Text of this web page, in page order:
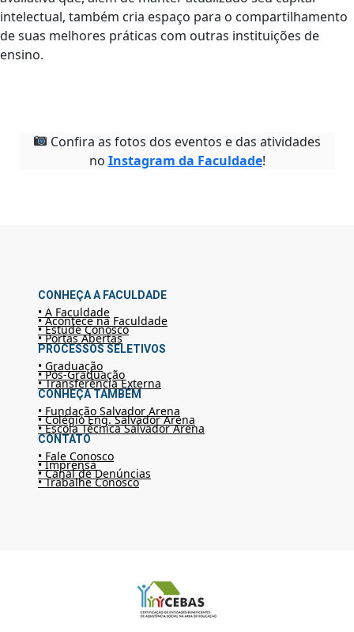
intelectual, também cria espaço para o compartilhamento
de suas melhores práticas com outras instituições de
ensino.
Confira as fotos dos eventos e das atividades
no Instagram da Faculdade!
CONHEÇA A FACULDADE
• A Faculdade
• Acontece na Faculdade
• Estude Conosco
• Portas Abertas
PROCESSOS SELETIVOS
• Graduação
• Pós-Graduação
• Transferência Externa
CONHEÇA TAMBÉM
• Fundação Salvador Arena
• Colégio Eng. Salvador Arena
• Escola Técnica Salvador Arena
CONTATO
• Fale Conosco
• Imprensa
• Canal de Denúncias
• Trabalhe Conosco